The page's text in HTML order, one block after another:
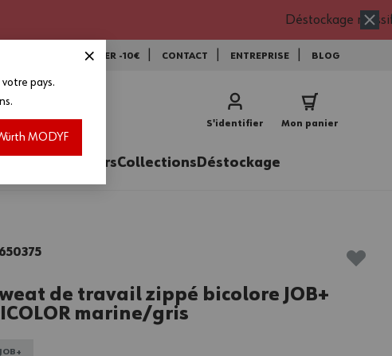
Déstockage
avec le code EXTRA15 * !
autres offres ou remises exceptionnelles en cours (déstockage, promos, frais
des stocks disponibles, jusqu’au 16/08/2026.
NEWSLETTER -10€ CONTACT ENTREPRISE BLOG
S'identifier Mon panier
MétiersCollections Déstockage
de travail zippé bicolore JOB+
marine/gris
JOB+
pays.
MODYF